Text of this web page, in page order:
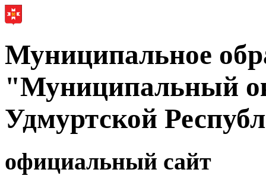
Муниципальное
"Муниципальный
Удмуртской
официальный сайт